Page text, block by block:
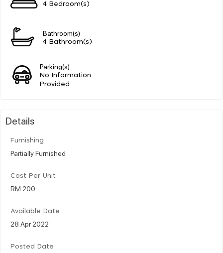
4 Bedroom(s)
Bathroom(s)
4 Bathroom(s)
Parking(s)
No Information
Provided
Details
Furnishing
Partially Furnished
Cost Per Unit
RM 200
Available Date
28 Apr 2022
Posted Date